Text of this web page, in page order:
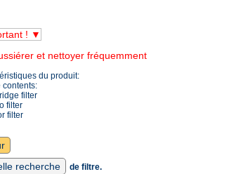
! ▼
et nettoyer fréquemment
du produit:
contents:
filter
filter
filter
recherche
de filtre.